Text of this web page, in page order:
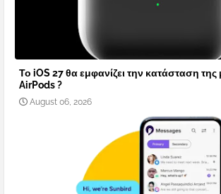
Το iOS 27 θα εμφανίζει την κατάσταση
AirPods ?
August 06, 2026